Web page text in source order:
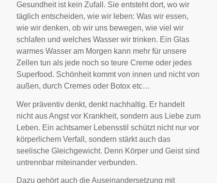
Gesundheit ist kein Zufall. Sie entsteht dort, wo wir
täglich entscheiden, wie wir leben: Was wir essen,
wie wir denken, ob wir uns bewegen, wie viel wir
schlafen und welches Wasser wir trinken. Ein Glas
warmes Wasser am Morgen kann mehr für unsere
Zellen tun als jede noch so teure Creme oder jedes
Superfood. Schönheit kommt von innen und nicht von
außen, durch Cremes oder Botox etc…
Wer präventiv denkt, denkt nachhaltig. Er handelt
nicht aus Angst vor Krankheit, sondern aus Liebe zum
Leben. Ein achtsamer Lebensstil schützt nicht nur vor
körperlichem Verfall, sondern stärkt auch das
seelische Gleichgewicht. Denn Körper und Geist sind
untrennbar miteinander verbunden.
Dazu gehört auch die Auseinandersetzung mit